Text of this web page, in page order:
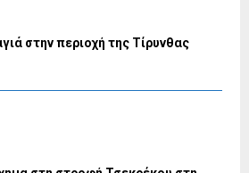
στην περιοχή της Τίρυνθας